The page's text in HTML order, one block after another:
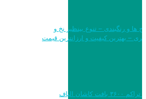
طرح ها و رنگبندی – تنوع بینظیر نخ و
خرید به قیمت فرش ماشینی ۱۲۰۰ شانه تراکم ۳۶۰۰ بافت کاشان الیاف